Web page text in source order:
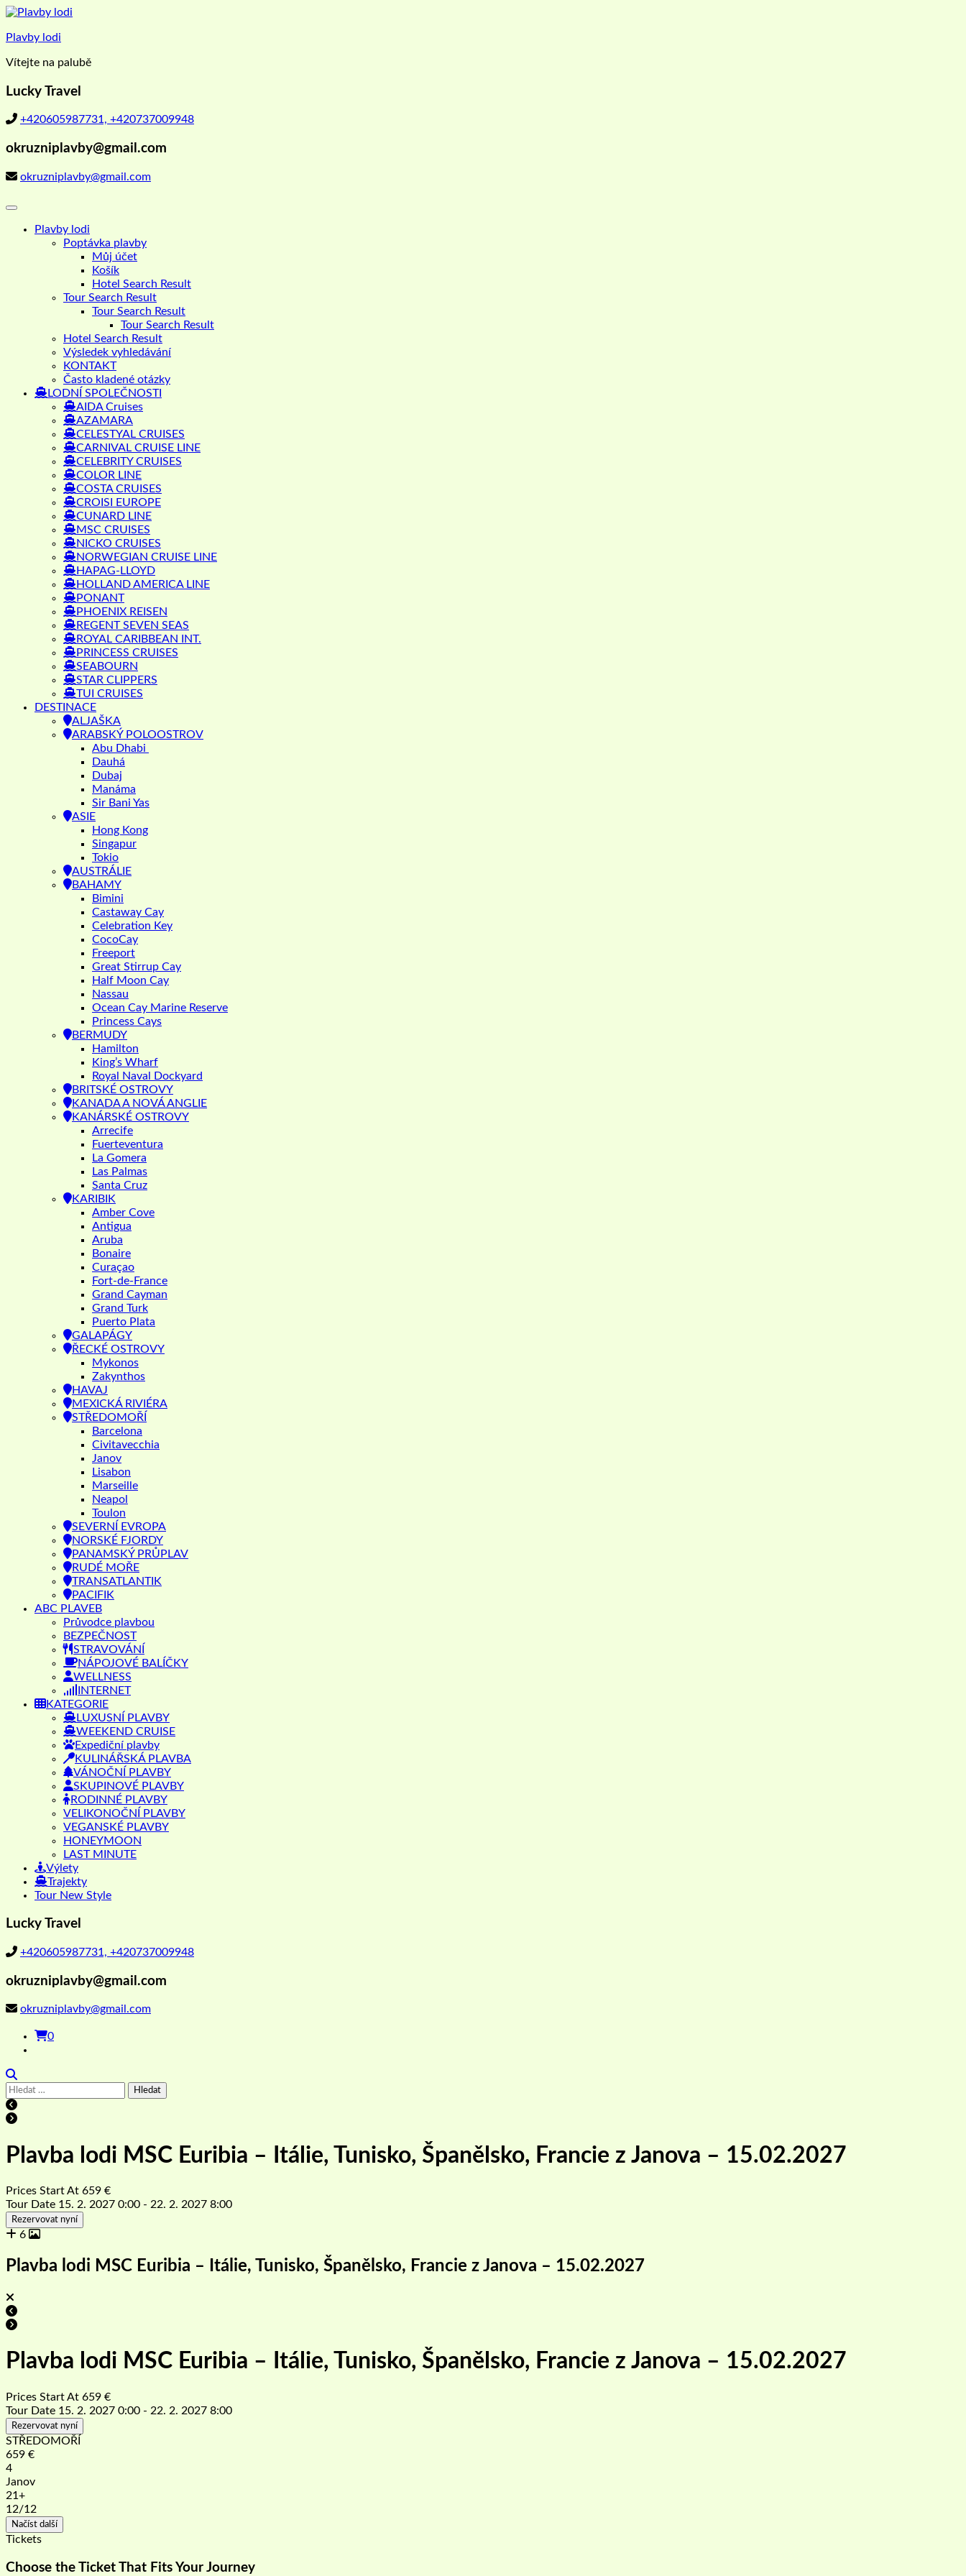
Skip
content
Plavby lodi
Vítejte na palubě
Lucky Travel
+420605987731, +420737009948
okruzniplavby@gmail.com
okruzniplavby@gmail.com
Plavby lodi
Poptávka plavby
Můj účet
Košík
Hotel Search Result
Tour Search Result
Tour Search Result
Tour Search Result
Hotel Search Result
Výsledek vyhledávání
KONTAKT
Často kladené otázky
LODNÍ SPOLEČNOSTI
AIDA Cruises
AZAMARA
CELESTYAL CRUISES
CARNIVAL CRUISE LINE
CELEBRITY CRUISES
COLOR LINE
COSTA CRUISES
CROISI EUROPE
CUNARD LINE
MSC CRUISES
NICKO CRUISES
NORWEGIAN CRUISE LINE
HAPAG-LLOYD
HOLLAND AMERICA LINE
PONANT
PHOENIX REISEN
REGENT SEVEN SEAS
ROYAL CARIBBEAN INT.
PRINCESS CRUISES
SEABOURN
STAR CLIPPERS
TUI CRUISES
DESTINACE
ALJAŠKA
ARABSKÝ POLOOSTROV
Abu Dhabi
Dauhá
Dubaj
Manáma
Sir Bani Yas
ASIE
Hong Kong
Singapur
Tokio
AUSTRÁLIE
BAHAMY
Bimini
Castaway Cay
Celebration Key
CocoCay
Freeport
Great Stirrup Cay
Half Moon Cay
Nassau
Ocean Cay Marine Reserve
Princess Cays
BERMUDY
Hamilton
King’s Wharf
Royal Naval Dockyard
BRITSKÉ OSTROVY
KANADA A NOVÁ ANGLIE
KANÁRSKÉ OSTROVY
Arrecife
Fuerteventura
La Gomera
Las Palmas
Santa Cruz
KARIBIK
Amber Cove
Antigua
Aruba
Bonaire
Curaçao
Fort-de-France
Grand Cayman
Grand Turk
Puerto Plata
GALAPÁGY
ŘECKÉ OSTROVY
Mykonos
Zakynthos
HAVAJ
MEXICKÁ RIVIÉRA
STŘEDOMOŘÍ
Barcelona
Civitavecchia
Janov
Lisabon
Marseille
Neapol
Toulon
SEVERNÍ EVROPA
NORSKÉ FJORDY
PANAMSKÝ PRŮPLAV
RUDÉ MOŘE
TRANSATLANTIK
PACIFIK
ABC PLAVEB
Průvodce plavbou
BEZPEČNOST
STRAVOVÁNÍ
NÁPOJOVÉ BALÍČKY
WELLNESS
INTERNET
KATEGORIE
LUXUSNÍ PLAVBY
WEEKEND CRUISE
Expediční plavby
KULINÁŘSKÁ PLAVBA
VÁNOČNÍ PLAVBY
SKUPINOVÉ PLAVBY
RODINNÉ PLAVBY
VELIKONOČNÍ PLAVBY
VEGANSKÉ PLAVBY
HONEYMOON
LAST MINUTE
Výlety
Trajekty
Tour New Style
Lucky Travel
+420605987731, +420737009948
okruzniplavby@gmail.com
okruzniplavby@gmail.com
0
Vyhledávání
Plavba lodi MSC Euribia – Itálie, Tunisko, Španělsko, Francie z Janova – 15.02.2027
Prices Start At 659 €
Tour Date 15. 2. 2027 0:00 - 22. 2. 2027 8:00
Rezervovat nyní
6
Plavba lodi MSC Euribia – Itálie, Tunisko, Španělsko, Francie z Janova – 15.02.2027
Plavba lodi MSC Euribia – Itálie, Tunisko, Španělsko, Francie z Janova – 15.02.2027
Prices Start At 659 €
Tour Date 15. 2. 2027 0:00 - 22. 2. 2027 8:00
Rezervovat nyní
STŘEDOMOŘÍ
659 €
4
Janov
21+
12/12
Načíst další
Tickets
Choose the Ticket That Fits Your Journey